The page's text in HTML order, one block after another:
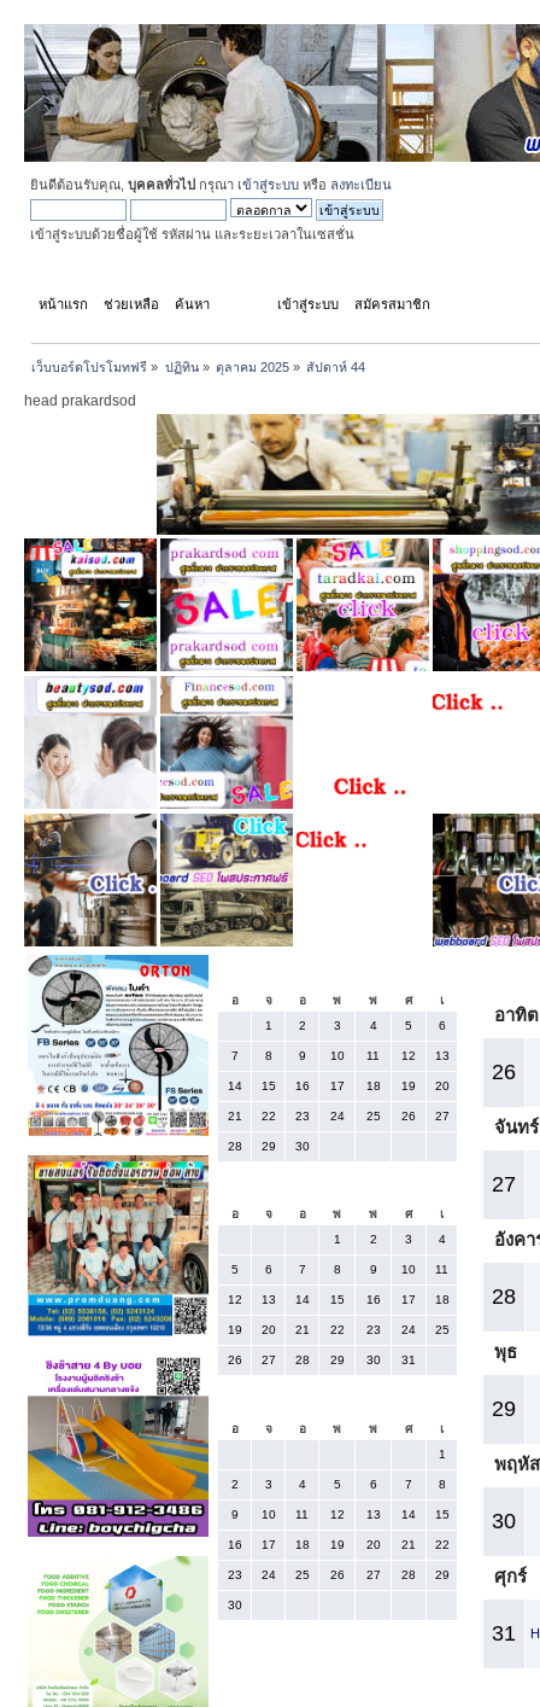
ยินดีต้อนรับคุณ, บุคคลทั่วไป กรุณา เข้าสู่ระบบ หรือ ลงทะเบียน
เข้าสู่ระบบด้วยชื่อผู้ใช้ รหัสผ่าน และระยะเวลาในเซสชั่น
หน้าแรก ช่วยเหลือ ค้นหา เข้าสู่ระบบ สมัครสมาชิก
เว็บบอร์ดโปรโมทฟรี » ปฏิทิน» ตุลาคม 2025» สัปดาห์ 44
head prakardsod
อ จ อ พ พ ศ
เ
1
2 3 4 5 6
7 8 9 10 11 12 13
14 15 16 17 18 19 20
21 22 23 24 25 26 27
28 29 30
อ จ อ พ พ ศ
เ
1
2 3 4
5 6 7 8 9 10 11
12 13 14 15 16 17 18
19 20 21 22 23 24 25
26 27 28 29 30 31
อ จ อ พ พ ศ
เ
1
2 3 4 5 6 7 8
9 10 11 12 13 14 15
16 17 18 19 20 21 22
23 24 25 26 27 28 29
30
อาทิ
26
จันทร์
27
อังคา
28
พุธ
29
พฤหั
30
ศุกร์
31